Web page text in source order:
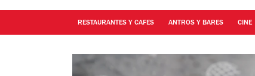
RESTAURANTES Y CAFES ANTROS Y BARES CINE